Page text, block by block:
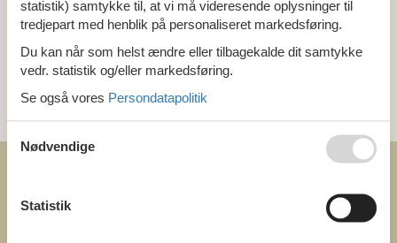
Ring (+45) 7877 0427
Man. - fre. 10.00-16.00
og få et hurtigt svar, alle dage
statistik) samtykke til, at vi må videresende oplysninger til
tredjepart med henblik på personaliseret markedsføring.
Du kan når som helst ændre eller tilbagekalde dit samtykke
vedr. statistik og/eller markedsføring.
Se også vores Persondatapolitik
Nødvendige
Statistik